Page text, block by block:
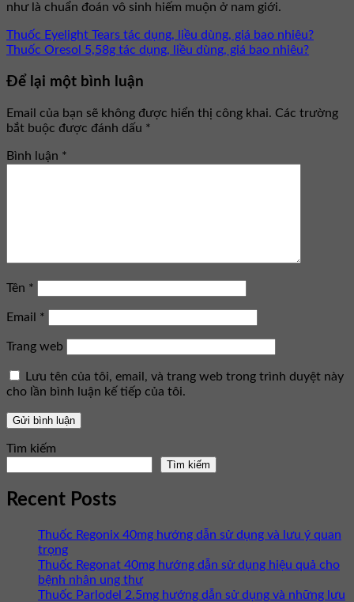
như là chuẩn đoán vô sinh hiếm muộn ở nam giới.
Thuốc Eyelight Tears tác dụng, liều dùng, giá bao nhiêu?
Thuốc Oresol 5,58g tác dụng, liều dùng, giá bao nhiêu?
Để lại một bình luận
Email của bạn sẽ không được hiển thị công khai. Các trường
bắt buộc được đánh dấu *
Bình luận *
Tên *
Email *
Trang web
Lưu tên của tôi, email, và trang web trong trình duyệt này
cho lần bình luận kế tiếp của tôi.
Tìm kiếm
Tìm kiếm
Recent Posts
Thuốc Regonix 40mg hướng dẫn sử dụng và lưu ý quan
trọng
Thuốc Regonat 40mg hướng dẫn sử dụng hiệu quả cho
bệnh nhân ung thư
Thuốc Parlodel 2.5mg hướng dẫn sử dụng và những lưu